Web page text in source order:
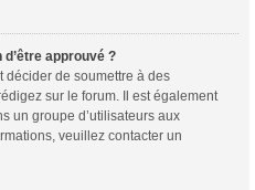
approuvé ?
décider de soumettre à des
sur le forum. Il est également
un groupe d’utilisateurs aux
veuillez contacter un